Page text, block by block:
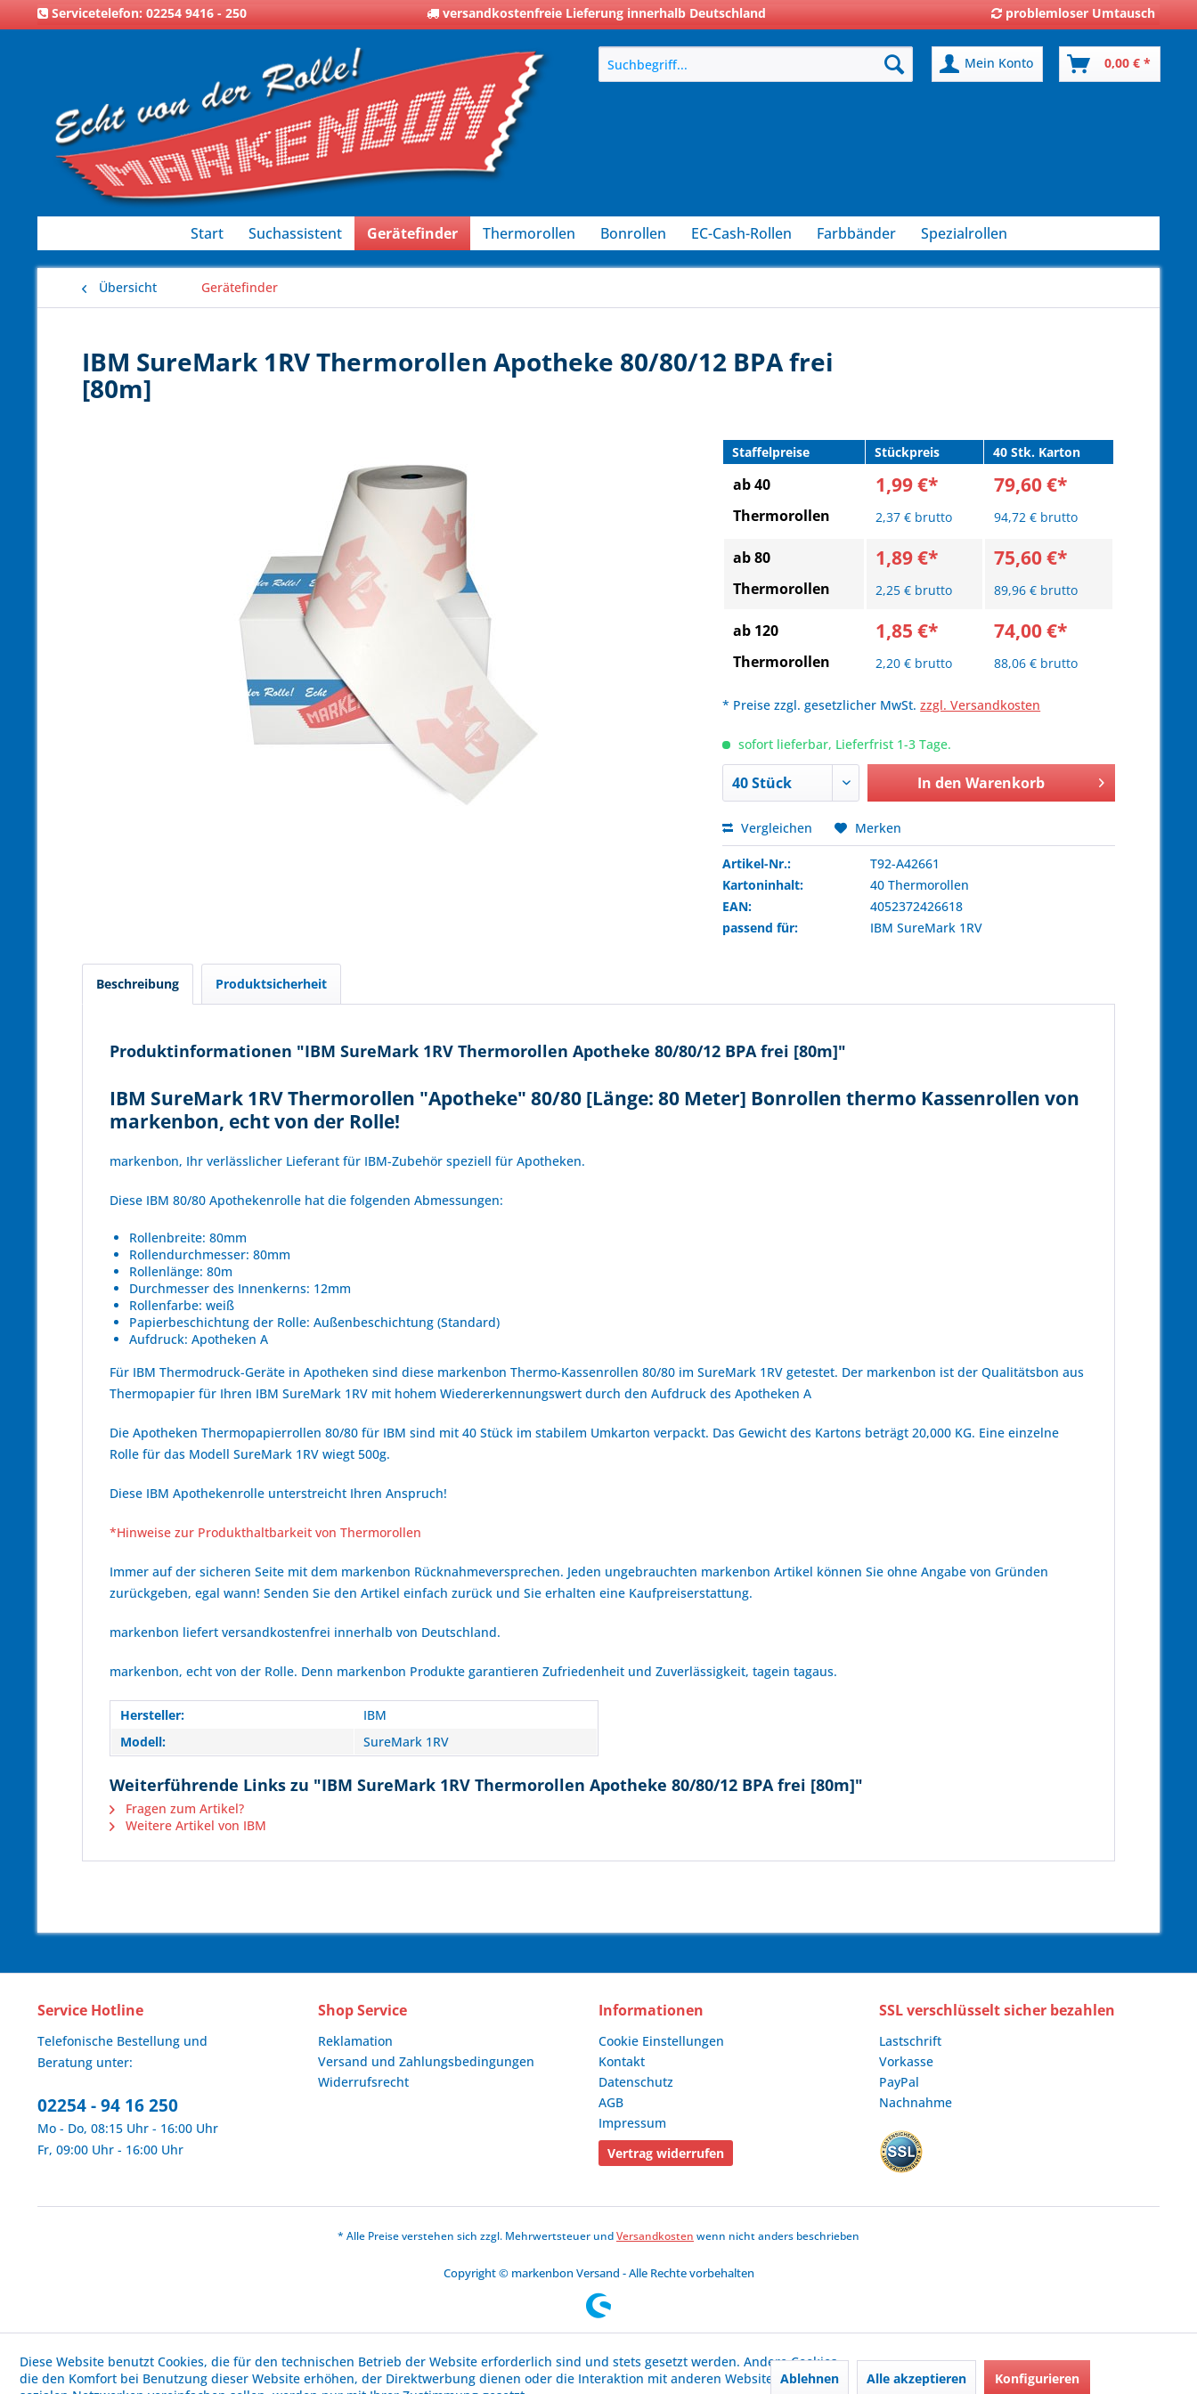
Servicetelefon: 02254 9416 - 250 versandkostenfreie Lieferung innerhalb Deutschland problemloser Umtausch
Mein Konto 0,00 € *
Start Suchassistent Gerätefinder Thermorollen Bonrollen EC-Cash-Rollen Farbbänder Spezialrollen
Übersicht Gerätefinder
IBM SureMark 1RV Thermorollen Apotheke 80/80/12 BPA frei
[80m]
Staffelpreise Stückpreis 40 Stk. Karton
ab 40
Thermorollen
1,99 €*
2,37 € brutto
79,60 €*
94,72 € brutto
ab 80
Thermorollen
1,89 €*
2,25 € brutto
75,60 €*
89,96 € brutto
ab 120
Thermorollen
1,85 €*
2,20 € brutto
74,00 €*
88,06 € brutto
* Preise zzgl. gesetzlicher MwSt.zzgl. Versandkosten
sofort lieferbar, Lieferfrist 1-3 Tage.
In den Warenkorb
Vergleichen Merken
Artikel-Nr.:
T92-A42661
Kartoninhalt:
40 Thermorollen
EAN:
4052372426618
passend für:
IBM SureMark 1RV
Beschreibung Produktsicherheit
Produktinformationen "IBM SureMark 1RV Thermorollen Apotheke 80/80/12 BPA frei [80m]"
IBM SureMark 1RV Thermorollen "Apotheke" 80/80 [Länge: 80 Meter] Bonrollen thermo Kassenrollen von
markenbon, echt von der Rolle!
markenbon, Ihr verlässlicher Lieferant für IBM-Zubehör speziell für Apotheken.
Diese IBM 80/80 Apothekenrolle hat die folgenden Abmessungen:
Rollenbreite: 80mm
Rollendurchmesser: 80mm
Rollenlänge: 80m
Durchmesser des Innenkerns: 12mm
Rollenfarbe: weiß
Papierbeschichtung der Rolle: Außenbeschichtung (Standard)
Aufdruck: Apotheken A
Für IBM Thermodruck-Geräte in Apotheken sind diese markenbon Thermo-Kassenrollen 80/80 im SureMark 1RV getestet. Der markenbon ist der Qualitätsbon aus
Thermopapier für Ihren IBM SureMark 1RV mit hohem Wiedererkennungswert durch den Aufdruck des Apotheken A
Die Apotheken Thermopapierrollen 80/80 für IBM sind mit 40 Stück im stabilem Umkarton verpackt. Das Gewicht des Kartons beträgt 20,000 KG. Eine einzelne
Rolle für das Modell SureMark 1RV wiegt 500g.
Diese IBM Apothekenrolle unterstreicht Ihren Anspruch!
*Hinweise zur Produkthaltbarkeit von Thermorollen
Immer auf der sicheren Seite mit dem markenbon Rücknahmeversprechen. Jeden ungebrauchten markenbon Artikel können Sie ohne Angabe von Gründen
zurückgeben, egal wann! Senden Sie den Artikel einfach zurück und Sie erhalten eine Kaufpreiserstattung.
markenbon liefert versandkostenfrei innerhalb von Deutschland.
markenbon, echt von der Rolle. Denn markenbon Produkte garantieren Zufriedenheit und Zuverlässigkeit, tagein tagaus.
Hersteller:
IBM
Modell:
SureMark 1RV
Weiterführende Links zu "IBM SureMark 1RV Thermorollen Apotheke 80/80/12 BPA frei [80m]"
Fragen zum Artikel?
Weitere Artikel von IBM
Service Hotline
Telefonische Bestellung und
Beratung unter:
02254 - 94 16 250
Mo - Do, 08:15 Uhr - 16:00 Uhr
Fr, 09:00 Uhr - 16:00 Uhr
Shop Service
Reklamation
Versand und Zahlungsbedingungen
Widerrufsrecht
Informationen
Cookie Einstellungen
Kontakt
Datenschutz
AGB
Impressum
Vertrag widerrufen
SSL verschlüsselt sicher bezahlen
Lastschrift
Vorkasse
PayPal
Nachnahme
* Alle Preise verstehen sich zzgl. Mehrwertsteuer undVersandkosten wenn nicht anders beschrieben
Copyright © markenbon Versand - Alle Rechte vorbehalten
Diese Website benutzt Cookies, die für den technischen Betrieb der Website erforderlich sind und stets gesetzt werden. Andere Cookies,
die den Komfort bei Benutzung dieser Website erhöhen, der Direktwerbung dienen oder die Interaktion mit anderen Websites undAblehnen Alle akzeptieren Konfigurieren